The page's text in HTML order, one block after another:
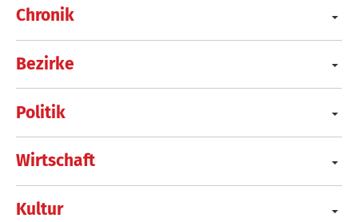
Chronik
Bezirke
Politik
Wirtschaft
Kultur